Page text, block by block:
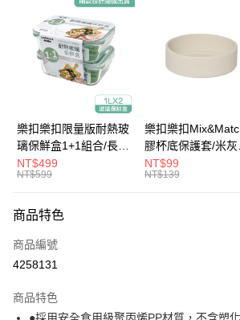
Apple Pay
街口支付
大哥付你分期
相關說明
【大哥付你分期使用說明】
1.本服務由台灣大哥大提供，台灣大哥大用戶可立即
成交易。
4.訂單成立30分鐘內，如未前往確認交易或遇審核
消。如遇「轉專審核」未通過狀況，表示未達大哥
1.分期款項不併入電信帳單，「大哥付你分期」於每
醒簡訊。
ATM付款
運送方式
付款後全家取貨
每筆NT$80，滿NT$888(含以上)免運費
每筆NT$80，滿NT$888(含以上)免運費
樂扣樂扣限量版耐熱玻
璃保鮮盒1+1組合/長方
形/1L(LLG445KKSP2-
01)
NT$499
NT$599
樂扣樂扣
膠杯底保護套/米灰
(BOTTOM-
LHC4343BEG)
NT$99
NT$139
商品特色
商品編號
4258131
商品特色
●採用安全食用級聚丙烯PP材質，不含塑